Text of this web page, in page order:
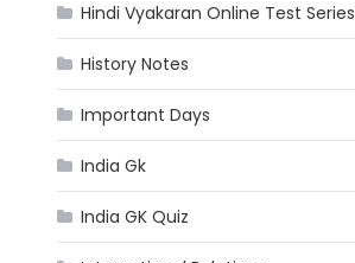
Hindi Vyakaran Online Test Series
History Notes
Important Days
India Gk
India GK Quiz